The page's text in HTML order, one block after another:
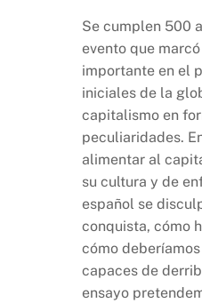
c
e
b
o
o
k
s
p
p
Se cumplen 500
evento que
importante en el
iniciales de la
capitalismo en
peculiaridades.
alimentar al
su cultura y de
español se
conquista, cómo
cómo
capaces de
ensayo